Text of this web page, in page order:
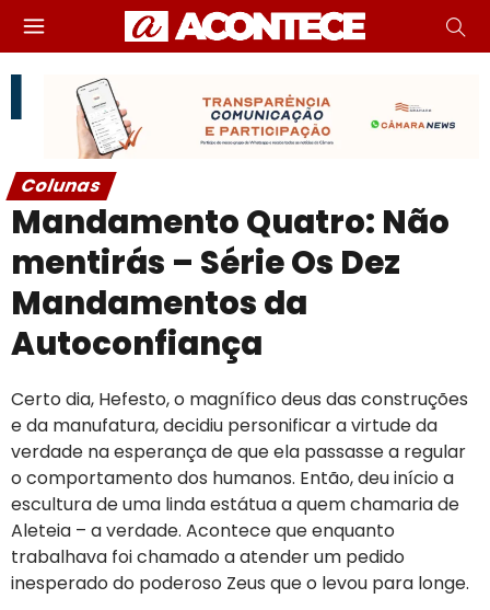
Colunas
Mandamento Quatro: Não
mentirás – Série Os Dez
Mandamentos da
Autoconfiança
Certo dia, Hefesto, o magnífico deus das construções
e da manufatura, decidiu personificar a virtude da
verdade na esperança de que ela passasse a regular
o comportamento dos humanos. Então, deu início a
escultura de uma linda estátua a quem chamaria de
Aleteia – a verdade. Acontece que enquanto
trabalhava foi chamado a atender um pedido
inesperado do poderoso Zeus que o levou para longe.